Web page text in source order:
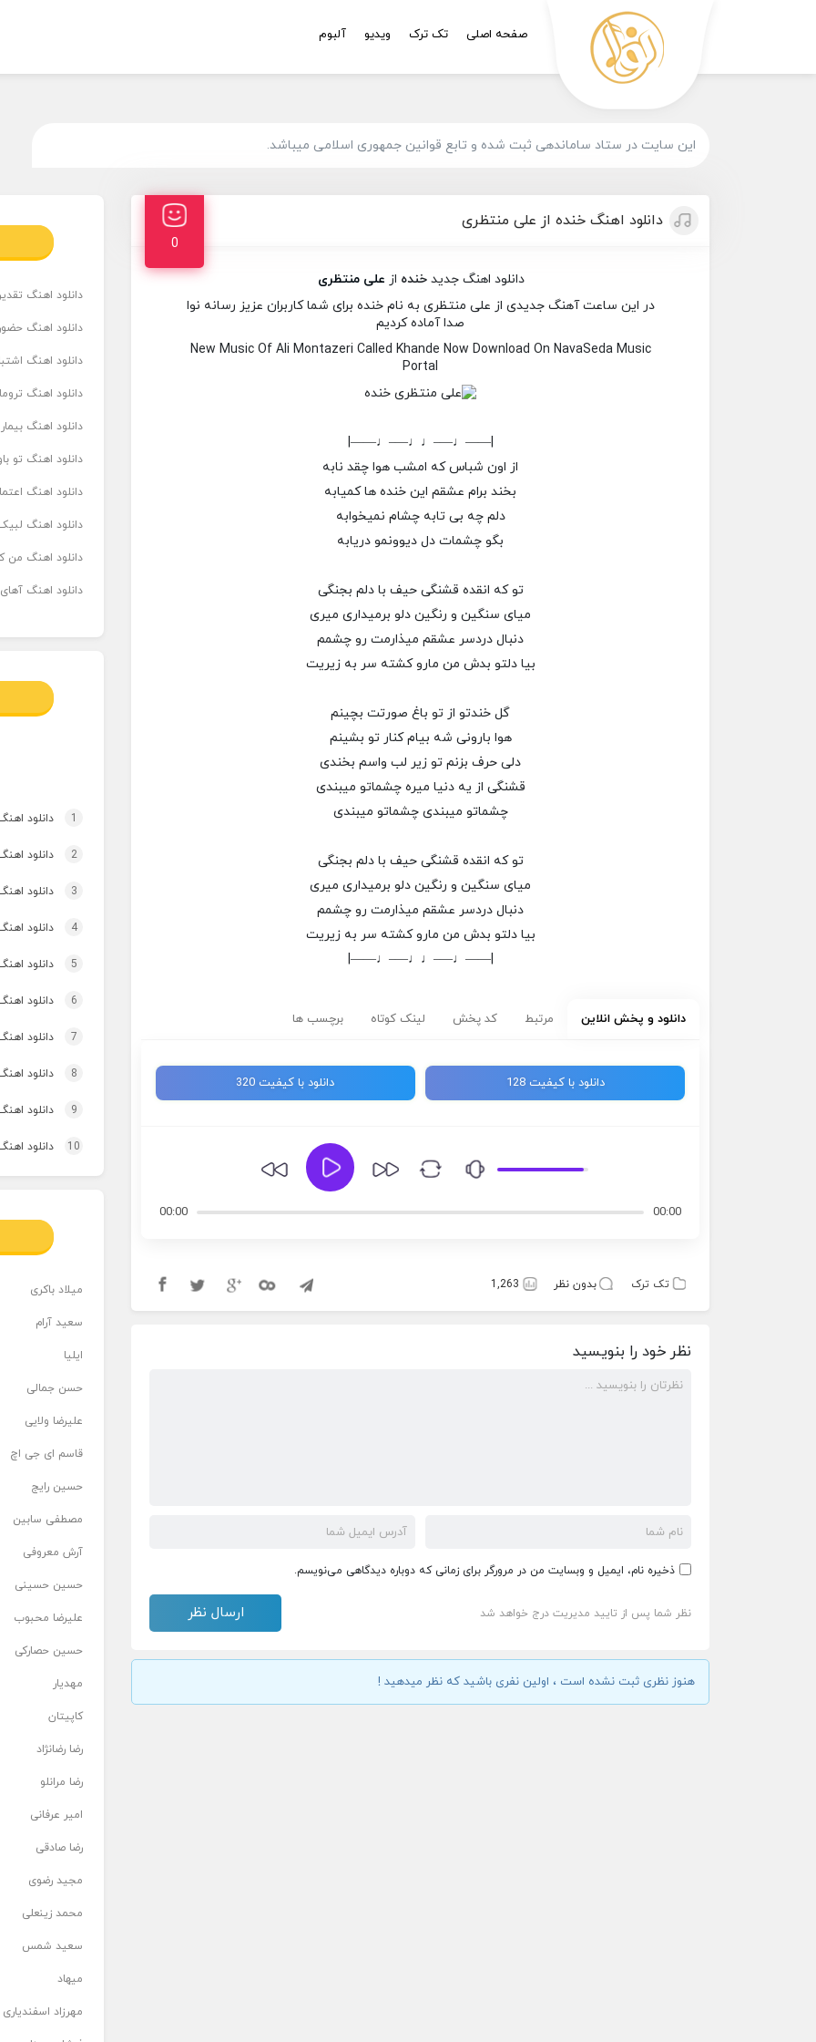
صفحه اصلی تک ترک ویدیو آلبوم
این سایت در ستاد ساماندهی ثبت شده و تابع قوانین جمهوری اسلامی میباشد.
دانلود اهنگ خنده از علی منتظری
0
دانلود اهنگ جدید خنده از علی منتظری
در این ساعت آهنگ جدیدی از علی منتظری به نام خنده برای شما کاربران عزیز رسانه نوا
صدا آماده کردیم
New Music Of Ali Montazeri Called Khande Now Download On NavaSeda Music
Portal
|——♩—–♩♩—–♩——|
از اون شباس که امشب هوا چقد نابه
بخند برام عشقم این خنده ها کمیابه
دلم چه بی تابه چشام نمیخوابه
بگو چشمات دل دیوونمو دریابه
تو که انقده قشنگی حیف با دلم بجنگی
میای سنگین و رنگین دلو برمیداری میری
دنبال دردسر عشقم میذارمت رو چشمم
بیا دلتو بدش من مارو کشته سر به زیریت
گل خندتو از تو باغ صورتت بچینم
هوا بارونی شه بیام کنار تو بشینم
دلی حرف بزنم تو زیر لب واسم بخندی
قشنگی از یه دنیا میره چشماتو میبندی
چشماتو میبندی چشماتو میبندی
تو که انقده قشنگی حیف با دلم بجنگی
میای سنگین و رنگین دلو برمیداری میری
دنبال دردسر عشقم میذارمت رو چشمم
بیا دلتو بدش من مارو کشته سر به زیریت
|——♩—–♩♩—–♩——|
دانلود و پخش انلاین مرتبط کد پخش لینک کوتاه برچسب ها
دانلود با کیفیت 128 دانلود با کیفیت 320
00:00
00:00
تک ترک بدون نظر 1,263
نظر خود را بنویسید
ذخیره نام، ایمیل و وبسایت من در مرورگر برای زمانی که دوباره دیدگاهی می‌نویسم.
نظر شما پس از تایید مدیریت درج خواهد شد
هنوز نظری ثبت نشده است ، اولین نفری باشید که نظر میدهید !
دانلود اهنگ
دانلود اهنگ
دانلود اهنگ
دانلود اهنگ
دانلود اهنگ
دانلود اهنگ تو
دانلود اهنگ
دانلود اهنگ
دانلود اهنگ من
دانلود اهنگ
1 دانلود اهنگ تاپ و
2 دانلود
3 دانلود اهنگ برنو
4 دانلود
5 دانلود
6 دانلود
7 دانلود
8 دانلود
9 دانلود
10 دانلود
میلاد باکری
سعید آرام
ایلیا
حسن جمالی
علیرضا ولایی
قاسم ای جی اچ
حسین رایج
مصطفی سابین
آرش معروفی
حسین حسینی
علیرضا محبوب
حسین حصارکی
مهدیار
کاپیتان
رضا رضانژاد
رضا مرانلو
امیر عرفانی
رضا صادقی
مجید رضوی
محمد زینعلی
سعید شمس
میهاد
مهرزاد اسفندیاری